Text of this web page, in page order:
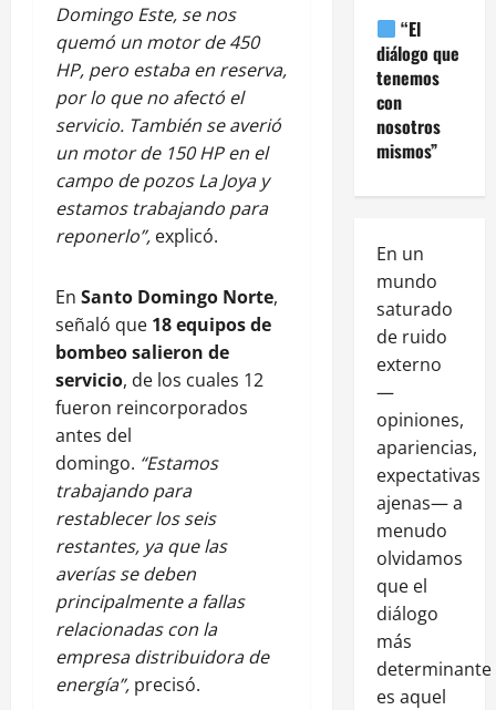
Domingo Este, se nos
quemó un motor de 450
HP, pero estaba en reserva,
por lo que no afectó el
servicio. También se averió
un motor de 150 HP en el
campo de pozos La Joya y
estamos trabajando para
reponerlo”, explicó.
En Santo Domingo Norte,
señaló que 18 equipos de
bombeo salieron de
servicio, de los cuales 12
fueron reincorporados
antes del
domingo. “Estamos
trabajando para
restablecer los seis
restantes, ya que las
averías se deben
principalmente a fallas
relacionadas con la
empresa distribuidora de
energía”, precisó.
“El
diálogo que
tenemos
con
nosotros
mismos”
En un
mundo
saturado
de ruido
externo
—
opiniones,
apariencias,
expectativas
ajenas— a
menudo
olvidamos
que el
diálogo
más
determinante
es aquel